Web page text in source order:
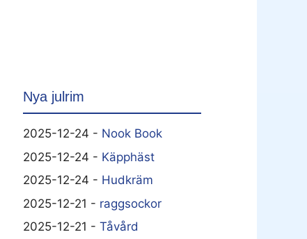
Nya julrim
2025-12-24 - Nook Book
2025-12-24 - Käpphäst
2025-12-24 - Hudkräm
2025-12-21 - raggsockor
2025-12-21 - Tåvård